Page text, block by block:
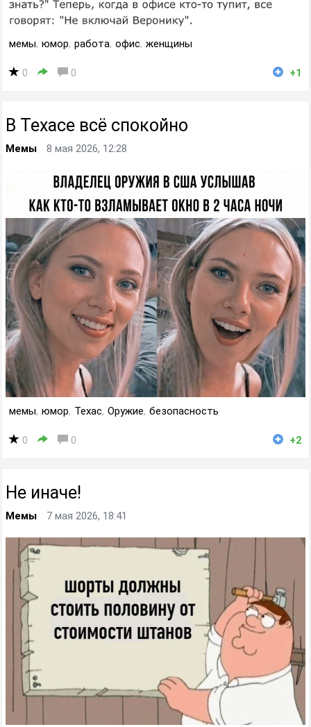
мемы, юмор, работа, офис, женщины
0 0 +1
В Техасе всё спокойно
Мемы 8 мая 2026, 12:28
мемы, юмор, Техас, Оружие, безопасность
0 0 +2
Не иначе!
Мемы 7 мая 2026, 18:41